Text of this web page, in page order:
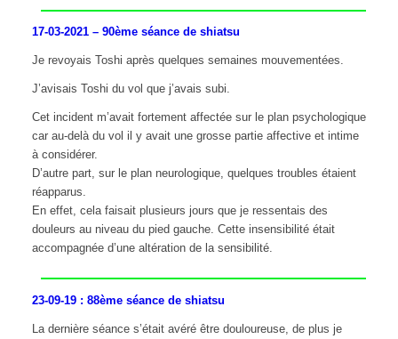
17-03-2021 – 90ème séance de shiatsu
Je revoyais Toshi après quelques semaines mouvementées.
J’avisais Toshi du vol que j’avais subi.
Cet incident m’avait fortement affectée sur le plan psychologique
car au-delà du vol il y avait une grosse partie affective et intime
à considérer.
D’autre part, sur le plan neurologique, quelques troubles étaient
réapparus.
En effet, cela faisait plusieurs jours que je ressentais des
douleurs au niveau du pied gauche. Cette insensibilité était
accompagnée d’une altération de la sensibilité.
23-09-19 : 88ème séance de shiatsu
La dernière séance s’était avéré être douloureuse, de plus je